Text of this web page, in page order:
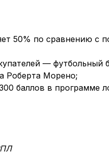
50% по сравнению с
— футбольный
Роберта Морено;
баллов в программе